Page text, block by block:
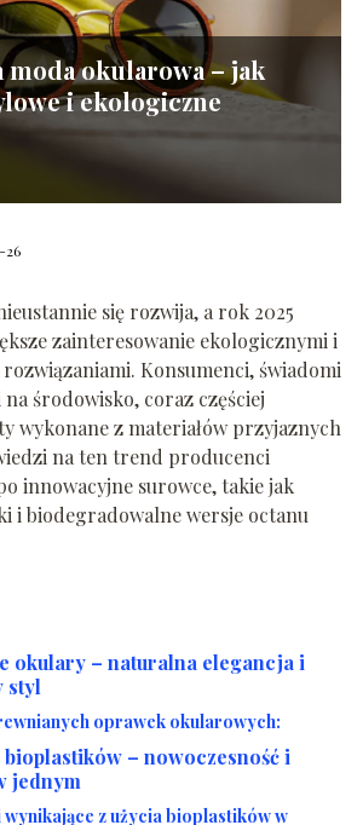
moda okularowa – jak
i ekologiczne
26
się rozwija, a rok 2025
zainteresowanie ekologicznymi i
Konsumenci, świadomi
środowisko, coraz częściej
wykonane z materiałów przyjaznych
na ten trend producenci
innowacyjne surowce, takie jak
i biodegradowalne wersje octanu
okulary – naturalna elegancja i
styl
oprawek okularowych:
– nowoczesność i
jednym
z użycia bioplastików w